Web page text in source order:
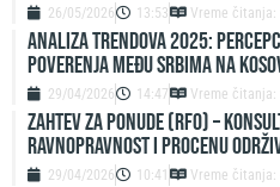
26/05/2026 13:53 Vreme čitanja:
ANALIZA TRENDOVA 2025:
POVERENJA MEĐU SRBIMA NA
29/04/2026 14:47 Vreme čitanja:
ZAHTEV ZA PONUDE (RFO) –
ravnopravnost i procenu
29/04/2026 10:41 Vreme čitanja: